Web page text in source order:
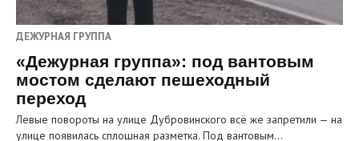
ДЕЖУРНАЯ ГРУППА
«Дежурная группа»: под вантовым
мостом сделают пешеходный
переход
Левые повороты на улице Дубровинского всё же запретили — на
улице появилась сплошная разметка. Под вантовым…